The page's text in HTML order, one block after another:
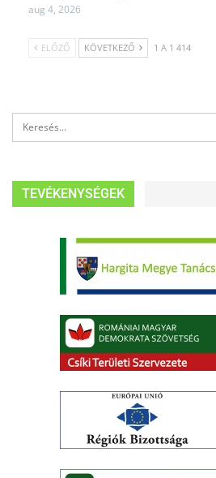
aug 4, 2026
ELŐZŐ KÖVETKEZŐ 1 A 1 414
TEVÉKENYSÉGEK